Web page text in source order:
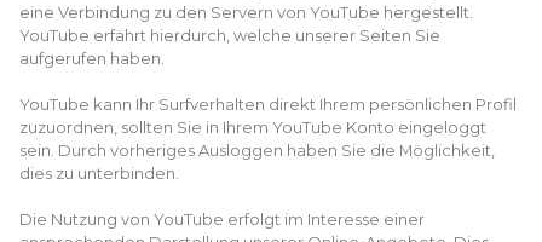
eine Verbindung zu den Servern von YouTube hergestellt.
YouTube erfährt hierdurch, welche unserer Seiten Sie
aufgerufen haben.
YouTube kann Ihr Surfverhalten direkt Ihrem persönlichen Profil
zuzuordnen, sollten Sie in Ihrem YouTube Konto eingeloggt
sein. Durch vorheriges Ausloggen haben Sie die Möglichkeit,
dies zu unterbinden.
Die Nutzung von YouTube erfolgt im Interesse einer